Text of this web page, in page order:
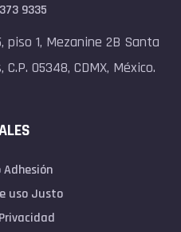
9335
piso 1, Mezanine 2B Santa
05348, CDMX, México.
uso Justo